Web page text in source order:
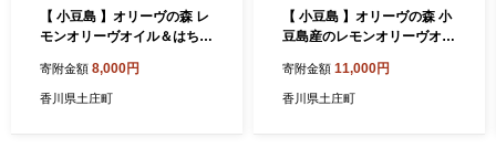
【 小豆島 】オリーヴの森 レ
モンオリーヴオイル＆はちみ
フィ 110g×2本 セット オリ
ーブオイル オイル漬け はち
寄附金額 8,000円
香川県土庄町
【 小豆島 】オリーヴの森 小
豆島産のレモンオリーヴオイ
しつゆ 3本セット 柑橘 レモ
ン 檸檬 だし つゆ オリーブオ
寄附金額 11,000円
香川県土庄町